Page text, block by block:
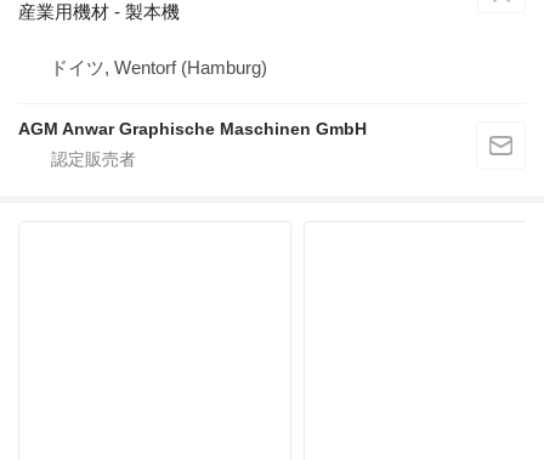
産業用機材 - 製本機
ドイツ, Wentorf (Hamburg)
AGM Anwar Graphische Maschinen GmbH